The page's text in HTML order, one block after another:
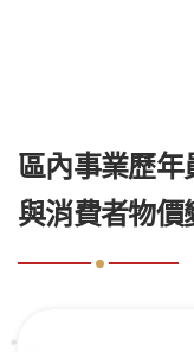
區內事業歷年
與消費者物價